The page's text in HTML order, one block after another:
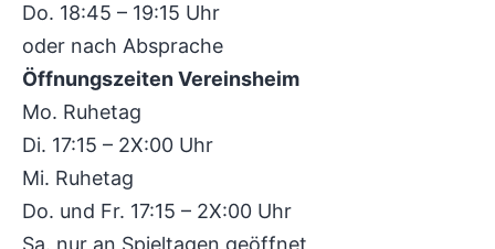
Do. 18:45 – 19:15 Uhr
oder nach Absprache
Öffnungszeiten Vereinsheim
Mo. Ruhetag
Di. 17:15 – 2X:00 Uhr
Mi. Ruhetag
Do. und Fr. 17:15 – 2X:00 Uhr
Sa. nur an Spieltagen geöffnet